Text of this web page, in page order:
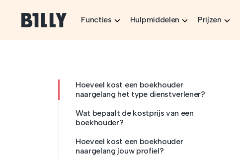
Functies
Hulpmiddelen Prijzen
Hoeveel kost een boekhouder
naargelang het type dienstverlener?
Wat bepaalt de kostprijs van een
boekhouder?
Hoeveel kost een boekhouder
naargelang jouw profiel?